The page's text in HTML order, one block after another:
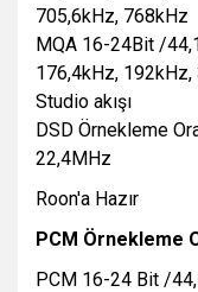
705,6kHz, 768kHz
MQA 16-24Bit /
176,4kHz,
Studio akışı
DSD Örnekleme
22,4MHz
Roon'a Hazır
PCM Örnekleme
PCM 16-24 Bit /